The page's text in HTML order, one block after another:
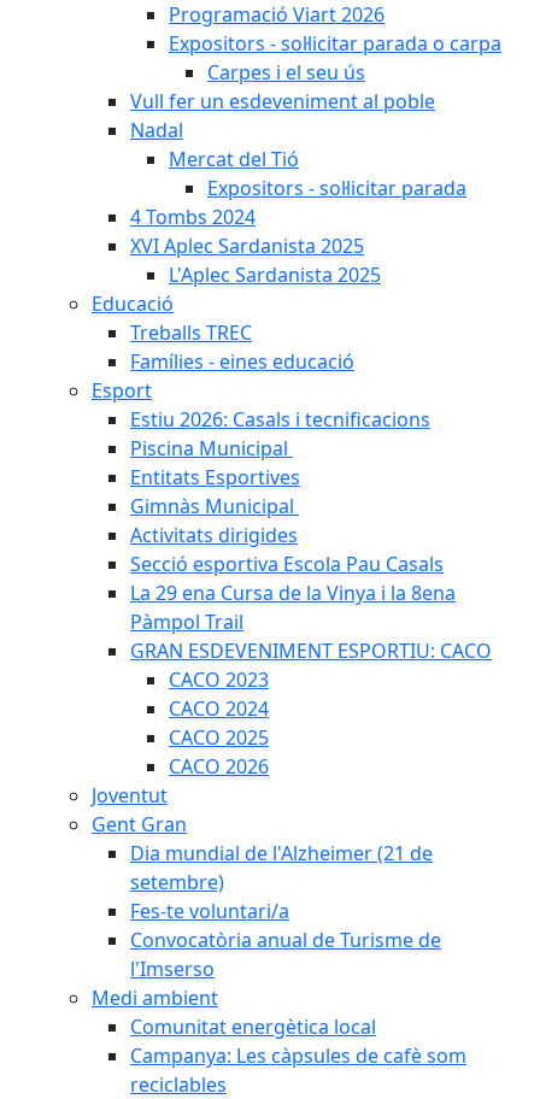
Programació Viart 2026
Expositors - sol·licitar parada o carpa
Carpes i el seu ús
Vull fer un esdeveniment al poble
Nadal
Mercat del Tió
Expositors - sol·licitar parada
4 Tombs 2024
XVI Aplec Sardanista 2025
L'Aplec Sardanista 2025
Educació
Treballs TREC
Famílies - eines educació
Esport
Estiu 2026: Casals i tecnificacions
Piscina Municipal
Entitats Esportives
Gimnàs Municipal
Activitats dirigides
Secció esportiva Escola Pau Casals
La 29 ena Cursa de la Vinya i la 8ena
Pàmpol Trail
GRAN ESDEVENIMENT ESPORTIU: CACO
CACO 2023
CACO 2024
CACO 2025
CACO 2026
Joventut
Gent Gran
Dia mundial de l'Alzheimer (21 de
setembre)
Fes-te voluntari/a
Convocatòria anual de Turisme de
l'Imserso
Medi ambient
Comunitat energètica local
Campanya: Les càpsules de cafè som
reciclables